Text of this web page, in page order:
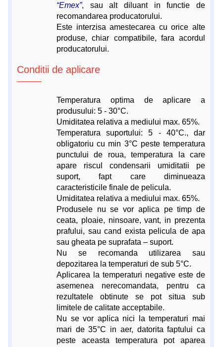
“Emex”, sau alt diluant in functie de
recomandarea producatorului.
Este interzisa amestecarea cu orice alte
produse, chiar compatibile, fara acordul
producatorului.
Conditii de aplicare
Temperatura optima de aplicare a
produsului: 5 - 30°C.
Umiditatea relativa a mediului max. 65%.
Temperatura suportului: 5 - 40°C., dar
obligatoriu cu min 3°C peste temperatura
punctului de roua, temperatura la care
apare riscul condensarii umiditatii pe
suport, fapt care diminueaza
caracteristicile finale de pelicula.
Umiditatea relativa a mediului max. 65%.
Produsele nu se vor aplica pe timp de
ceata, ploaie, ninsoare, vant, in prezenta
prafului, sau cand exista pelicula de apa
sau gheata pe suprafata – suport.
Nu se recomanda utilizarea sau
depozitarea la temperaturi de sub 5°C.
Aplicarea la temperaturi negative este de
asemenea nerecomandata, pentru ca
rezultatele obtinute se pot situa sub
limitele de calitate acceptabile.
Nu se vor aplica nici la temperaturi mai
mari de 35°C in aer, datorita faptului ca
peste aceasta temperatura pot aparea